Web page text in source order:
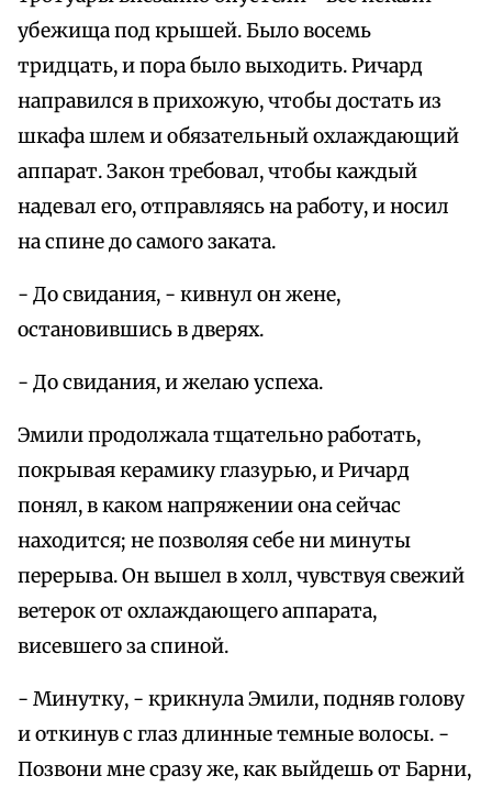
убежища под крышей. Было восемь
тридцать, и пора было выходить. Ричард
направился в прихожую, чтобы достать из
шкафа шлем и обязательный охлаждающий
аппарат. Закон требовал, чтобы каждый
надевал его, отправляясь на работу, и носил
на спине до самого заката.
- До свидания, - кивнул он жене,
остановившись в дверях.
- До свидания, и желаю успеха.
Эмили продолжала тщательно работать,
покрывая керамику глазурью, и Ричард
понял, в каком напряжении она сейчас
находится; не позволяя себе ни минуты
перерыва. Он вышел в холл, чувствуя свежий
ветерок от охлаждающего аппарата,
висевшего за спиной.
- Минутку, - крикнула Эмили, подняв голову
и откинув с глаз длинные темные волосы. -
Позвони мне сразу же, как выйдешь от Барни,